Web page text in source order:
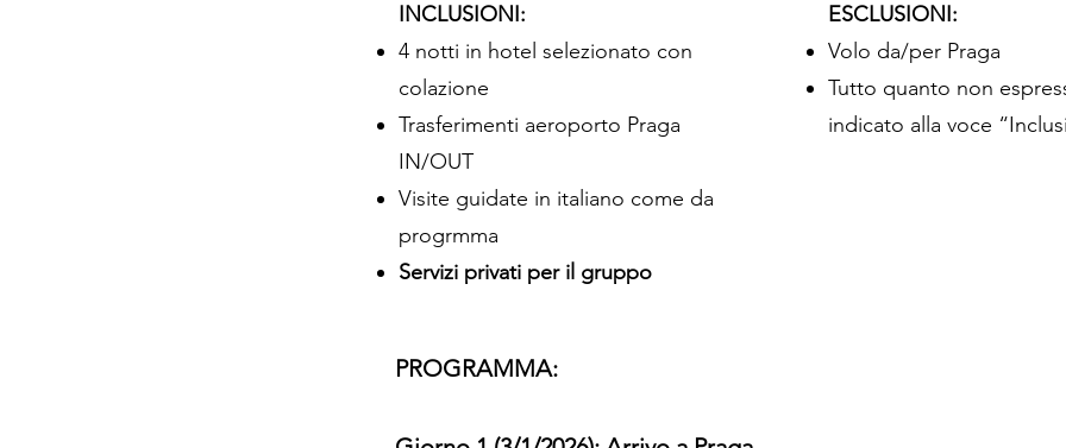
INCLUSIONI:
4 notti in hotel selezionato con
colazione
Trasferimenti aeroporto Praga
IN/OUT
Visite guidate in italiano come da
progrmma
Servizi privati per il gruppo
ESCLUSIONI:
Volo da/per Praga
Tutto quanto non
indicato alla voce
PROGRAMMA: